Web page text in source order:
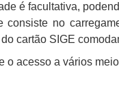
é facultativa,
consiste no
cartão SIGE
o acesso a vários